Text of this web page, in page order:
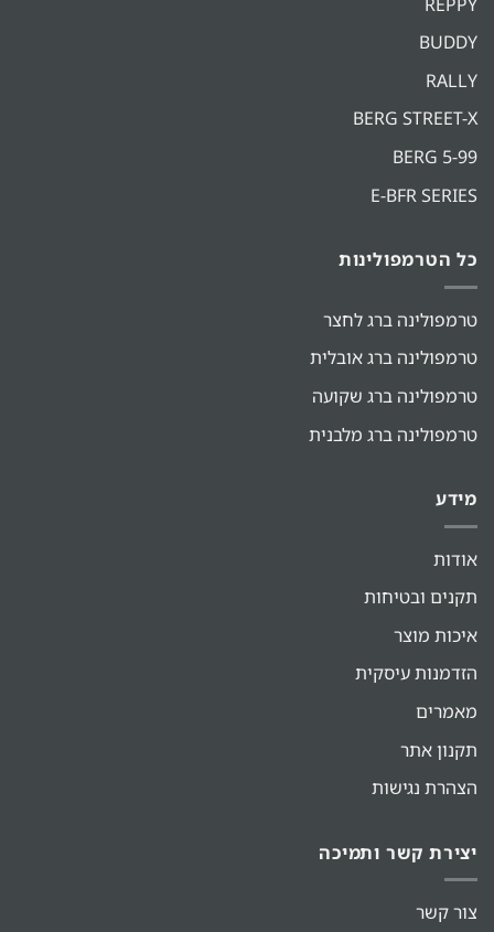
BUDDY
RALLY
BERG STREET-X
BERG 5-99
E-BFR SERIES
כל הטרמפולינות
טרמפולינה ברג לחצר
טרמפולינה ברג אובלית
טרמפולינה ברג שקועה
טרמפולינה ברג מלבנית
מידע
אודות
תקנים ובטיחות
איכות מוצר
הזדמנות עיסקית
מאמרים
תקנון אתר
הצהרת נגישות
יצירת קשר ותמיכה
צור קשר